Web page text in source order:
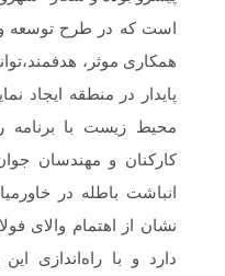
است که در طرح توسعه و
همکاری موثر،
پایدار در منطقه ایجاد
محیط زیست با
کارکنان و مهندسان
انباشت باطله در
نشان از اهتمام والای
دارد و با راه‌اندازی